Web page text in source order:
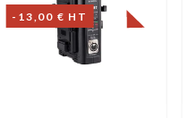
-13,00 € HT